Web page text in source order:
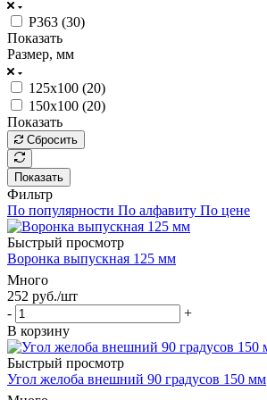
P363 (30)
Показать
Размер, мм
125x100 (20)
150x100 (20)
Показать
Сбросить
Показать
Фильтр
По популярности По алфавиту По цене
Быстрый просмотр
Воронка выпускная 125 мм
Много
252 руб./шт
-
+
В корзину
Быстрый просмотр
Угол желоба внешний 90 градусов 150 мм